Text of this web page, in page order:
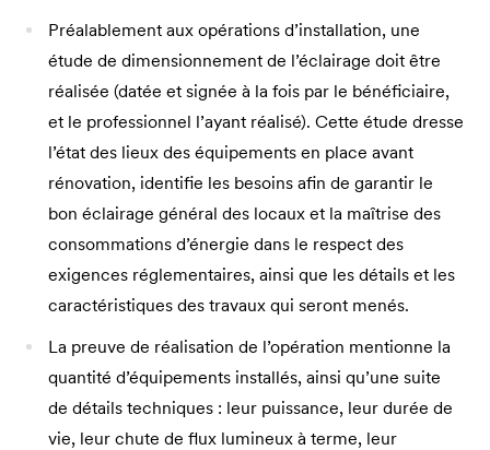
Préalablement aux opérations d’installation, une
étude de dimensionnement de l’éclairage doit être
réalisée (datée et signée à la fois par le bénéficiaire,
et le professionnel l’ayant réalisé). Cette étude dresse
l’état des lieux des équipements en place avant
rénovation, identifie les besoins afin de garantir le
bon éclairage général des locaux et la maîtrise des
consommations d’énergie dans le respect des
exigences réglementaires, ainsi que les détails et les
caractéristiques des travaux qui seront menés.
La preuve de réalisation de l’opération mentionne la
quantité d’équipements installés, ainsi qu’une suite
de détails techniques : leur puissance, leur durée de
vie, leur chute de flux lumineux à terme, leur